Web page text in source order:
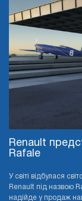
Renault
Rafale
У світі відбулася
Renault під назвою
надійде у продаж